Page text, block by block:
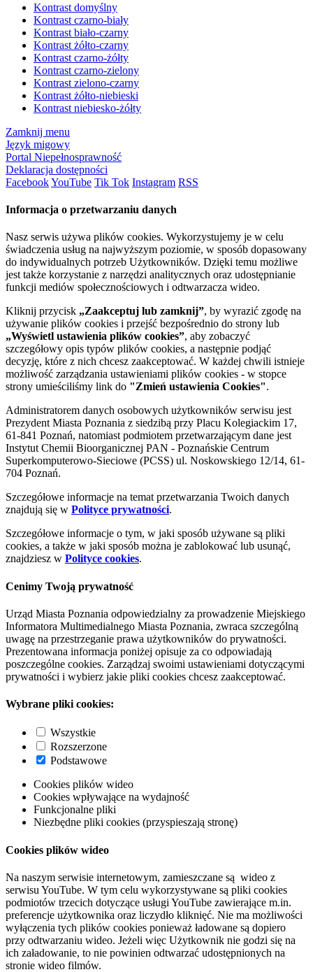
Kontrast domyślny
Kontrast czarno-biały
Kontrast biało-czarny
Kontrast żółto-czarny
Kontrast czarno-żółty
Kontrast czarno-zielony
Kontrast zielono-czarny
Kontrast żółto-niebieski
Kontrast niebiesko-żółty
Zamknij menu
Język migowy
Portal Niepełnosprawność
Deklaracja dostępności
FacebookYouTube Tik Tok Instagram RSS
Informacja o przetwarzaniu danych
Nasz serwis używa plików cookies. Wykorzystujemy je w celu
świadczenia usług na najwyższym poziomie, w sposób dopasowany
do indywidualnych potrzeb Użytkowników. Dzięki temu możliwe
jest także korzystanie z narzędzi analitycznych oraz udostępnianie
funkcji mediów społecznościowych i odtwarzacza wideo.
Kliknij przycisk „Zaakceptuj lub zamknij”, by wyrazić zgodę na
używanie plików cookies i przejść bezpośrednio do strony lub
„Wyświetl ustawienia plików cookies”, aby zobaczyć
szczegółowy opis typów plików cookies, a następnie podjąć
decyzję, które z nich chcesz zaakceptować. W każdej chwili istnieje
możliwość zarządzania ustawieniami plików cookies - w stopce
strony umieściliśmy link do "Zmień ustawienia Cookies".
Administratorem danych osobowych użytkowników serwisu jest
Prezydent Miasta Poznania z siedzibą przy Placu Kolegiackim 17,
61-841 Poznań, natomiast podmiotem przetwarzającym dane jest
Instytut Chemii Bioorganicznej PAN - Poznańskie Centrum
Superkomputerowo-Sieciowe (PCSS) ul. Noskowskiego 12/14, 61-
704 Poznań.
Szczegółowe informacje na temat przetwarzania Twoich danych
znajdują się w Polityce prywatności.
Szczegółowe informacje o tym, w jaki sposób używane są pliki
cookies, a także w jaki sposób można je zablokować lub usunąć,
znajdziesz w Polityce cookies.
Cenimy Twoją prywatność
Urząd Miasta Poznania odpowiedzialny za prowadzenie Miejskiego
Informatora Multimedialnego Miasta Poznania, zwraca szczególną
uwagę na przestrzeganie prawa użytkowników do prywatności.
Prezentowana informacja poniżej opisuje za co odpowiadają
poszczególne cookies. Zarządzaj swoimi ustawieniami dotyczącymi
prywatności i wybierz jakie pliki cookies chcesz zaakceptować.
Wybrane pliki cookies:
Wszystkie
Rozszerzone
Podstawowe
Cookies plików wideo
Cookies wpływające na wydajność
Funkcjonalne pliki
Niezbędne pliki cookies (przyspieszają stronę)
Cookies plików wideo
Na naszym serwisie internetowym, zamieszczane są wideo z
serwisu YouTube. W tym celu wykorzystywane są pliki cookies
podmiotów trzecich dotyczące usługi YouTube zawierające m.in.
preferencje użytkownika oraz liczydło kliknięć. Nie ma możliwości
wyłączenia tych plików cookies ponieważ ładowane są dopiero
przy odtwarzaniu wideo. Jeżeli więc Użytkownik nie godzi się na
ich załadowanie, to nie powinien odtwarzać udostępnionych na
stronie wideo filmów.